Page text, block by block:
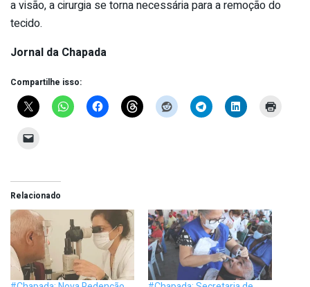
a visão, a cirurgia se torna necessária para a remoção do
tecido.
Jornal da Chapada
Compartilhe isso:
Relacionado